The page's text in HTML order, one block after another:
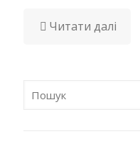
Читати далі